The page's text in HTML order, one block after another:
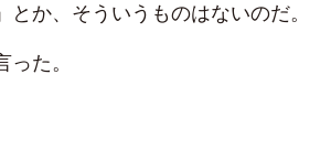
か、そういうものはないのだ。
た。